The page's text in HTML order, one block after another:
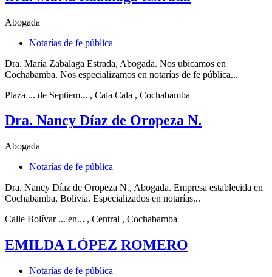
Abogada
Notarías de fe pública
Dra. María Zabalaga Estrada, Abogada. Nos ubicamos en
Cochabamba. Nos especializamos en notarías de fe pública...
Plaza ... de Septiem... , Cala Cala , Cochabamba
Dra. Nancy Díaz de Oropeza N.
Abogada
Notarías de fe pública
Dra. Nancy Díaz de Oropeza N., Abogada. Empresa establecida en
Cochabamba, Bolivia. Especializados en notarías...
Calle Bolívar ... en... , Central , Cochabamba
EMILDA LÓPEZ ROMERO
Notarías de fe pública